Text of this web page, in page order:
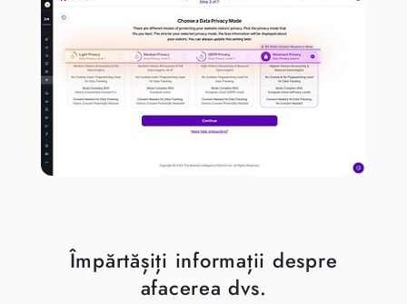
Împărtășiți informații despre
afacerea dvs.